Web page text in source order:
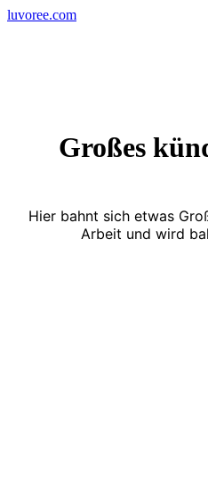
Skip
luvoree.com
Großes
Hier bahnt sich etwas
Arbeit und wird